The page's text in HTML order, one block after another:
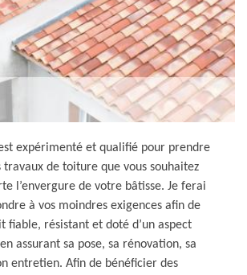
expérimenté et qualifié pour prendre
travaux de toiture que vous souhaitez
l’envergure de votre bâtisse. Je ferai
à vos moindres exigences afin de
fiable, résistant et doté d’un aspect
assurant sa pose, sa rénovation, sa
entretien. Afin de bénéficier des